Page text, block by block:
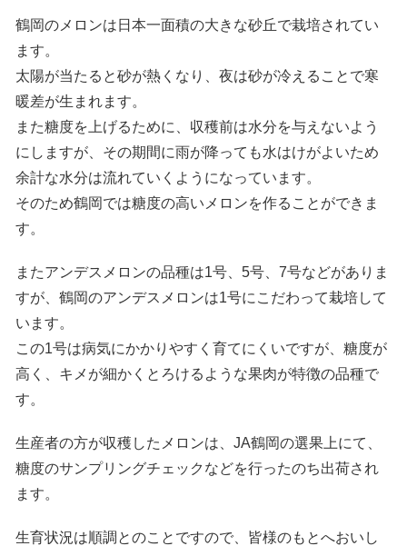
鶴岡のメロンは日本一面積の大きな砂丘で栽培されてい
ます。
太陽が当たると砂が熱くなり、夜は砂が冷えることで寒
暖差が生まれます。
また糖度を上げるために、収穫前は水分を与えないよう
にしますが、その期間に雨が降っても水はけがよいため
余計な水分は流れていくようになっています。
そのため鶴岡では糖度の高いメロンを作ることができま
す。
またアンデスメロンの品種は1号、5号、7号などがありま
すが、鶴岡のアンデスメロンは1号にこだわって栽培して
います。
この1号は病気にかかりやすく育てにくいですが、糖度が
高く、キメが細かくとろけるような果肉が特徴の品種で
す。
生産者の方が収穫したメロンは、JA鶴岡の選果上にて、
糖度のサンプリングチェックなどを行ったのち出荷され
ます。
生育状況は順調とのことですので、皆様のもとへおいし